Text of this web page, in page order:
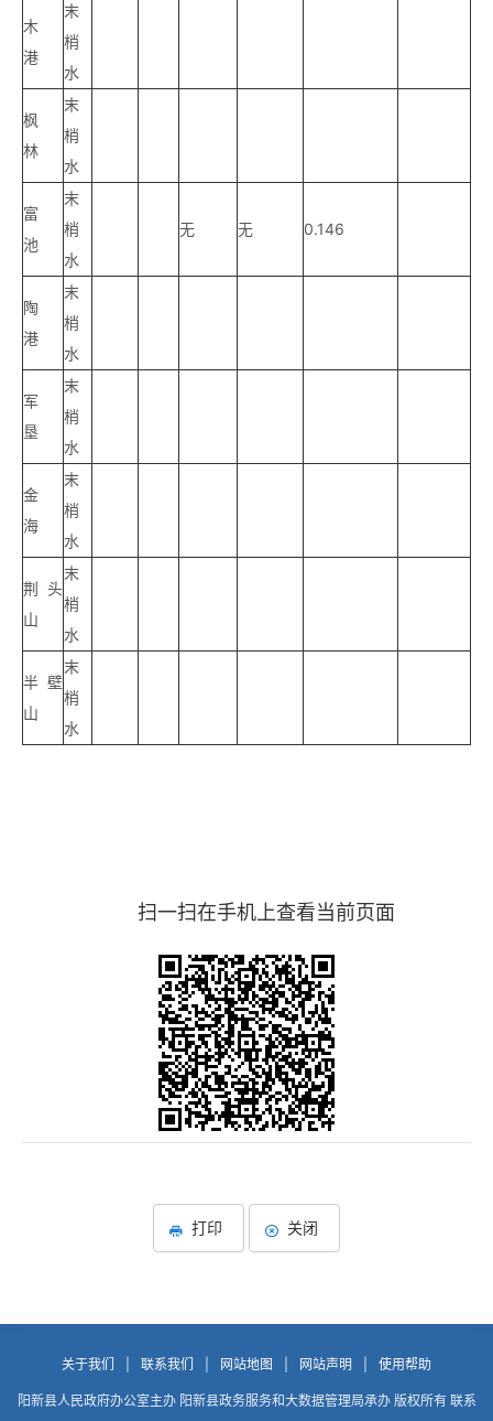
木
港
末
梢
水
枫
林
末
梢
水
富
池
末
梢
水
无 无 0.146
陶
港
末
梢
水
军
垦
末
梢
水
金
海
末
梢
水
荆头
山
末
梢
水
半壁
山
末
梢
水
扫一扫在手机上查看当前页面
打印 关闭
关于我们 联系我们 网站地图 网站声明 使用帮助
阳新县人民政府办公室主办 阳新县政务服务和大数据管理局承办 版权所有 联系